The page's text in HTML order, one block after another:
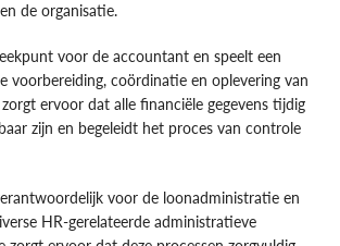
de organisatie.
voor de accountant en speelt een
voorbereiding, coördinatie en oplevering van
ervoor dat alle financiële gegevens tijdig
zijn en begeleidt het proces van controle
voor de loonadministratie en
HR-gerelateerde administratieve